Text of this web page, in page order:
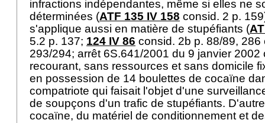
infractions indépendantes, même si elles ne
déterminées (ATF 135 IV 158 consid. 2 p.
s'applique aussi en matière de stupéfiants (
5.2 p. 137; 124 IV 86 consid. 2b p. 88/89, 286
293/294; arrêt 6S.641/2001 du 9 janvier 2002
recourant, sans ressources et sans domicile
en possession de 14 boulettes de cocaïne
compatriote qui faisait l'objet d'une
de soupçons d'un trafic de stupéfiants.
cocaïne, du matériel de conditionnement et